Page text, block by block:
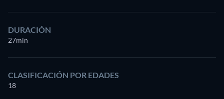
DURACIÓN
27min
CLASIFICACIÓN POR EDADES
18